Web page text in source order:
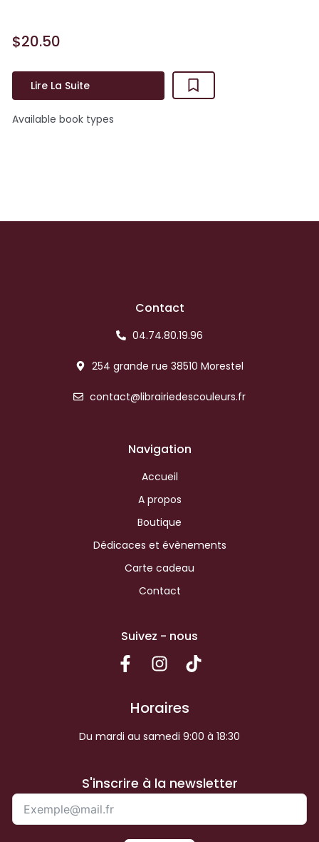
$20.50
Lire La Suite
Available book types
Contact
04.74.80.19.96
254 grande rue 38510 Morestel
contact@librairiedescouleurs.fr
Navigation
Accueil
A propos
Boutique
Dédicaces et évènements
Carte cadeau
Contact
Suivez - nous
Horaires
Du mardi au samedi 9:00 à 18:30
S'inscrire à la newsletter